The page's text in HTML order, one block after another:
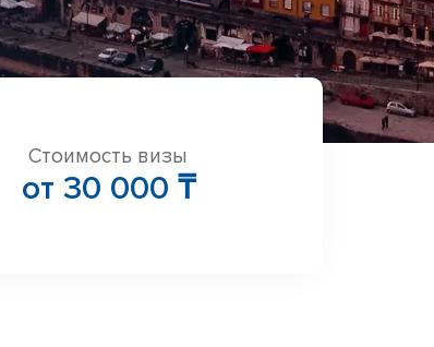
Стоимость визы
от 30 000 ₸